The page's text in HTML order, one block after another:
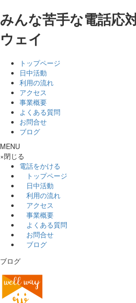
みんな苦手な電話応
ウェイ
トップページ
日中活動
利用の流れ
アクセス
事業概要
よくある質問
お問合せ
ブログ
MENU
×閉じる
電話をかける
トップページ
日中活動
利用の流れ
アクセス
事業概要
よくある質問
お問合せ
ブログ
ブログ